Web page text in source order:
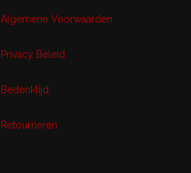
Algemene Voorwaarden
Privacy Beleid
Bedenktijd
Retourneren